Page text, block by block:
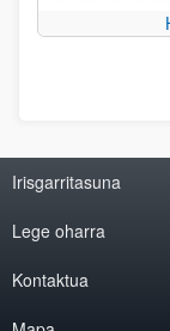
Irisgarritasuna
Lege oharra
Kontaktua